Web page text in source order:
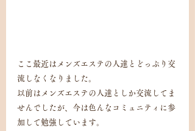
ここ最近はメンズエステの人達とどっぷり交
流しなくなりました。
以前はメンズエステの人達としか交流してま
せんでしたが、今は色んなコミュニティに参
加して勉強しています。